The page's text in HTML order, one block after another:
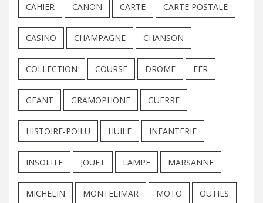
CAHIER CANON CARTE CARTE POSTALE
CASINO CHAMPAGNE CHANSON
COLLECTION COURSE DROME FER
GEANT GRAMOPHONE GUERRE
HISTOIRE-POILU HUILE INFANTERIE
INSOLITE JOUET LAMPE MARSANNE
MICHELIN MONTELIMAR MOTO OUTILS